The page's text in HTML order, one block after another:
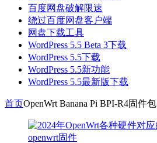
百度网盘破解限速
绕过百度网盘客户端
网盘下载工具
WordPress 5.5 Beta 3下载
WordPress 5.5下载
WordPress 5.5新功能
WordPress 5.5最新版下载
首页OpenWrt Banana Pi BPI-R4固件包
openwrt固件